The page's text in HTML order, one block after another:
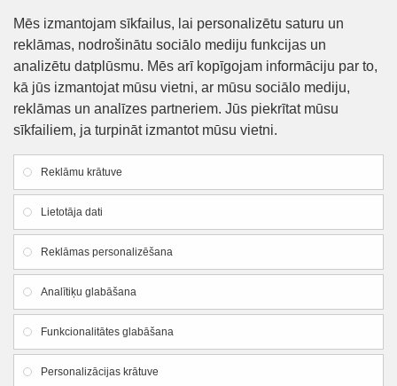
Informācija klientiem
Kontakti
Piegāde un apmaksa
Preču iegādes nosacījumi
Atteikuma veidlapa
Firmas rekvizīti
SIA "Lauku apgāds un meliorācija"
Reg. Nr.:44103005426
PVN reg. Nr.:LV44103005426
Dzirnavu iela 18, Smiltene, Smiltenes novads, LV-
Mēs izmantojam sīkfailus, lai personalizētu saturu un
reklāmas, nodrošinātu sociālo mediju funkcijas un
analizētu datplūsmu. Mēs arī kopīgojam informāciju par to,
kā jūs izmantojat mūsu vietni, ar mūsu sociālo mediju,
reklāmas un analīzes partneriem. Jūs piekrītat mūsu
sīkfailiem, ja turpināt izmantot mūsu vietni.
Reklāmu krātuve
Lietotāja dati
Reklāmas personalizēšana
Analītiķu glabāšana
Funkcionalitātes glabāšana
Personalizācijas krātuve